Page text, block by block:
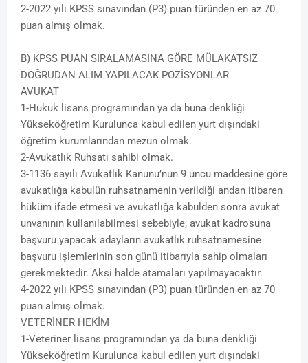
2-2022 yılı KPSS sınavından (P3) puan türünden en az 70
puan almış olmak.
B) KPSS PUAN SIRALAMASINA GÖRE MÜLAKATSIZ
DOĞRUDAN ALIM YAPILACAK POZİSYONLAR
AVUKAT
1-Hukuk lisans programından ya da buna denkliği
Yükseköğretim Kurulunca kabul edilen yurt dışındaki
öğretim kurumlarından mezun olmak.
2-Avukatlık Ruhsatı sahibi olmak.
3-1136 sayılı Avukatlık Kanunu’nun 9 uncu maddesine göre
avukatlığa kabulün ruhsatnamenin verildiği andan itibaren
hüküm ifade etmesi ve avukatlığa kabulden sonra avukat
unvanının kullanılabilmesi sebebiyle, avukat kadrosuna
başvuru yapacak adayların avukatlık ruhsatnamesine
başvuru işlemlerinin son günü itibarıyla sahip olmaları
gerekmektedir. Aksi halde atamaları yapılmayacaktır.
4-2022 yılı KPSS sınavından (P3) puan türünden en az 70
puan almış olmak.
VETERİNER HEKİM
1-Veteriner lisans programından ya da buna denkliği
Yükseköğretim Kurulunca kabul edilen yurt dışındaki